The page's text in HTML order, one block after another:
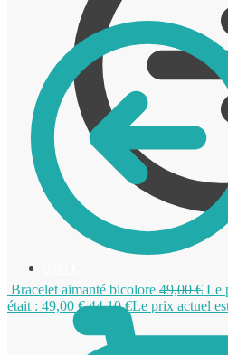
Bracelet aimanté bicolore 49,00€ Le
était : 49,00 €.44,10€Le prix actuel